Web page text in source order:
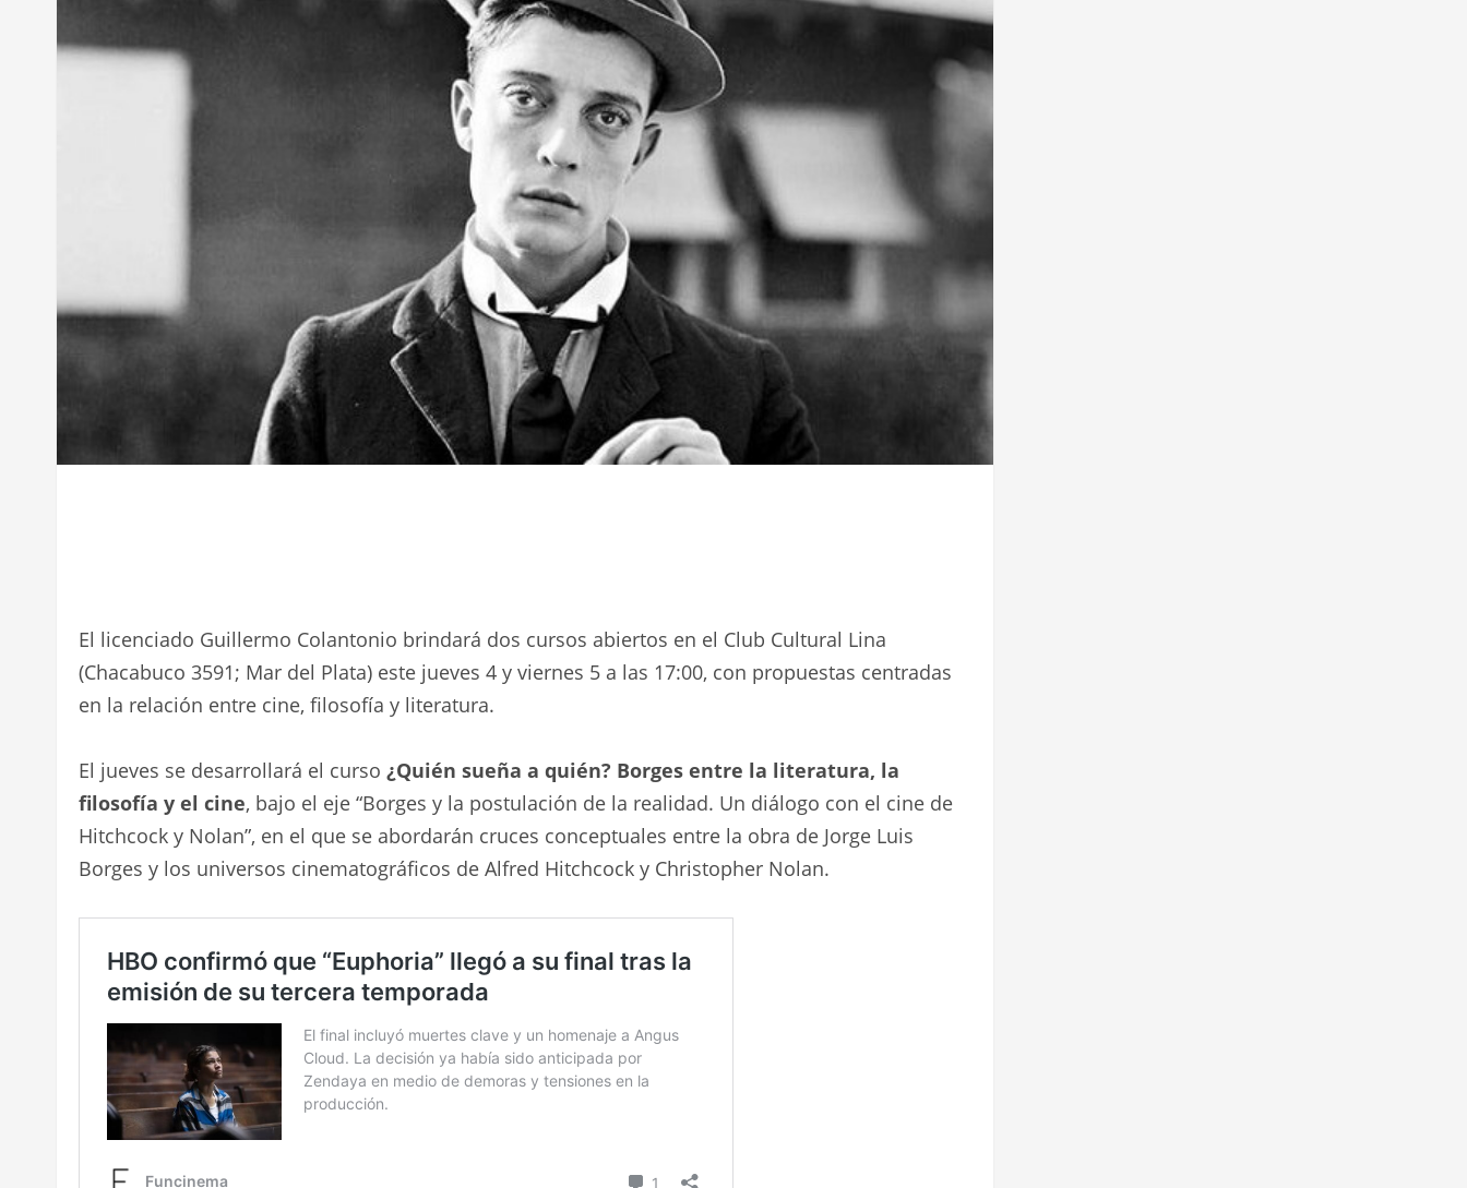
El licenciado Guillermo Colantonio brindará dos cursos abiertos en el Club Cultural Lina
(Chacabuco 3591; Mar del Plata) este jueves 4 y viernes 5 a las 17:00, con propuestas centradas
en la relación entre cine, filosofía y literatura.
El jueves se desarrollará el curso ¿Quién sueña a quién? Borges entre la literatura, la
filosofía y el cine, bajo el eje “Borges y la postulación de la realidad. Un diálogo con el cine de
Hitchcock y Nolan”, en el que se abordarán cruces conceptuales entre la obra de Jorge Luis
Borges y los universos cinematográficos de Alfred Hitchcock y Christopher Nolan.